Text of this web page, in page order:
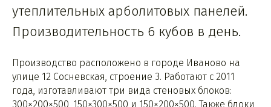
утеплительных арболитовых панелей.
Производительность 6 кубов в день.
Производство расположено в городе Иваново на
улице 12 Сосневская, строение 3. Работают с 2011
года, изготавливают три вида стеновых блоков:
300×200×500, 150×300×500 и 150×200×500. Также блоки